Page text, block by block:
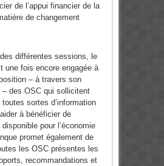
de l’appui financier de la
de changement
différentes sessions, le
une fois encore engagée à
– à travers son
– des OSC qui sollicitent
sortes d’information
à bénéficier de
pour l’économie
promet également de
les OSC présentes les
recommandations et